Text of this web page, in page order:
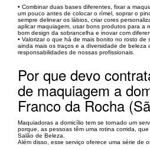
• Combinar duas bases diferentes, fixar a
um pouco antes de colocar o rímel, soprar o
sempre delinear os lábios, criar cores
aplicar maquiagem, usar bons produtos para a
bom design da sobrancelha e inovar com
• Valorizar o que há de mais bonito no rosto de
ainda mais os traços e a diversidade de beleza
responsabilidades de nossas profissionais.
Por que devo
de maquiagem a
Franco da Rocha
Maquiadoras a domicílio tem se tornado um
porque, as pessoas têm uma rotina corrida,
Salão de Beleza.
Além disso, esse serviço oferece uma série de